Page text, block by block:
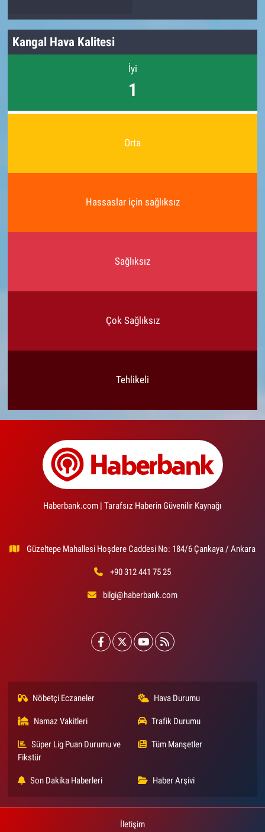
Kangal Hava Kalitesi
İyi
1
Orta
Hassaslar için sağlıksız
Sağlıksız
Çok Sağlıksız
Tehlikeli
Haberbank.com | Tarafsız Haberin Güvenilir Kaynağı
Güzeltepe Mahallesi Hoşdere Caddesi No: 184/6 Çankaya / Ankara
+90 312 441 75 25
bilgi@haberbank.com
Nöbetçi Eczaneler Hava Durumu
Namaz Vakitleri Trafik Durumu
Süper Lig Puan Durumu ve
Fikstür
Tüm Manşetler
Son Dakika Haberleri Haber Arşivi
İletişim